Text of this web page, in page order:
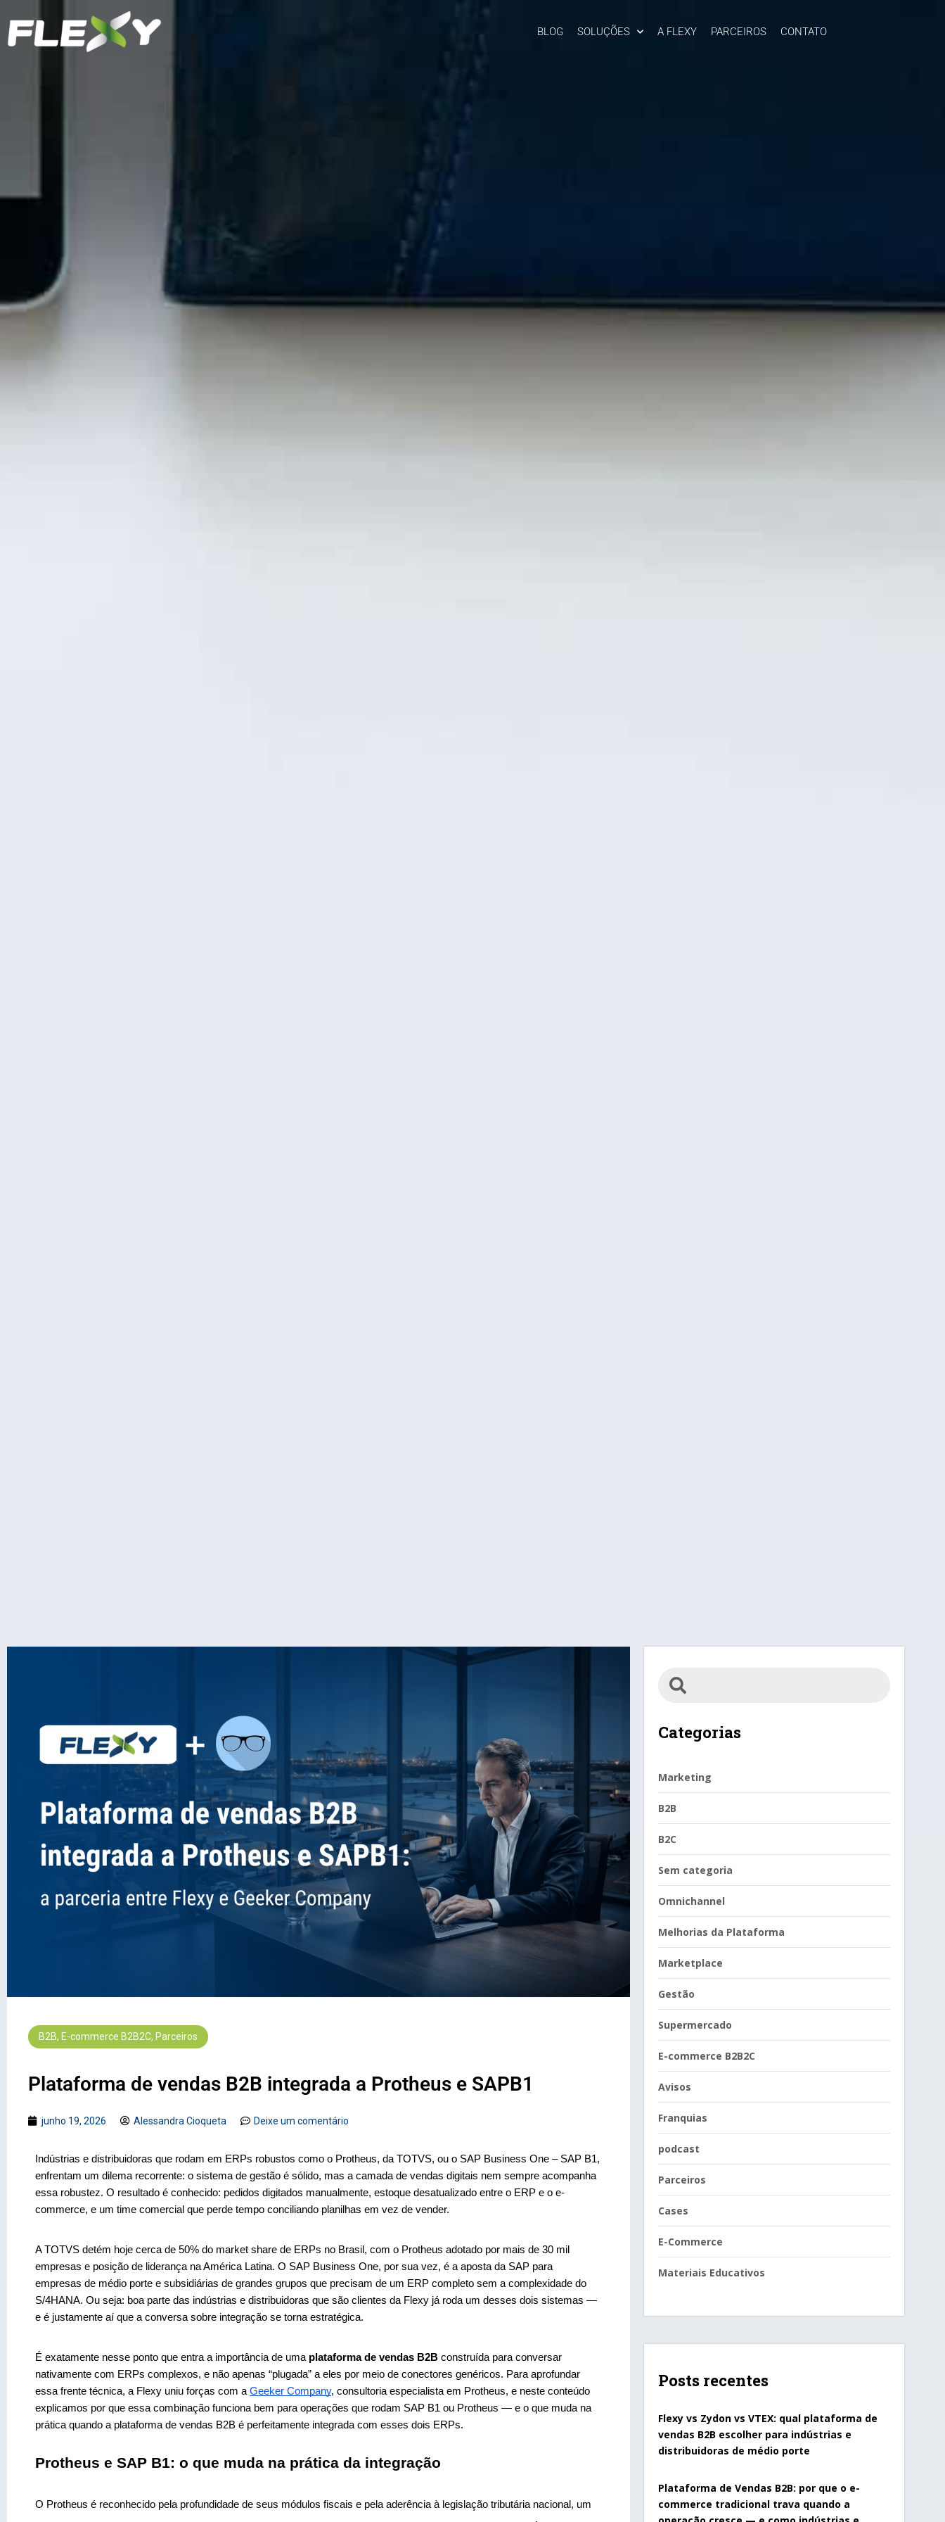
BLOG SOLUÇÕES A FLEXY PARCEIROS CONTATO
B2B, E-commerce B2B2C, Parceiros
Plataforma de vendas B2B integrada a Protheus e SAPB1
junho 19, 2026 Alessandra Cioqueta Deixe um comentário
Indústrias e distribuidoras que rodam em ERPs robustos como o Protheus, da TOTVS, ou o SAP Business One – SAP B1,
enfrentam um dilema recorrente: o sistema de gestão é sólido, mas a camada de vendas digitais nem sempre acompanha
essa robustez. O resultado é conhecido: pedidos digitados manualmente, estoque desatualizado entre o ERP e o e-
commerce, e um time comercial que perde tempo conciliando planilhas em vez de vender.
A TOTVS detém hoje cerca de 50% do market share de ERPs no Brasil, com o Protheus adotado por mais de 30 mil
empresas e posição de liderança na América Latina. O SAP Business One, por sua vez, é a aposta da SAP para
empresas de médio porte e subsidiárias de grandes grupos que precisam de um ERP completo sem a complexidade do
S/4HANA. Ou seja: boa parte das indústrias e distribuidoras que são clientes da Flexy já roda um desses dois sistemas —
e é justamente aí que a conversa sobre integração se torna estratégica.
É exatamente nesse ponto que entra a importância de uma plataforma de vendas B2B construída para conversar
nativamente com ERPs complexos, e não apenas “plugada” a eles por meio de conectores genéricos. Para aprofundar
essa frente técnica, a Flexy uniu forças com a Geeker Company, consultoria especialista em Protheus, e neste conteúdo
explicamos por que essa combinação funciona bem para operações que rodam SAP B1 ou Protheus — e o que muda na
prática quando a plataforma de vendas B2B é perfeitamente integrada com esses dois ERPs.
Protheus e SAP B1: o que muda na prática da integração
O Protheus é reconhecido pela profundidade de seus módulos fiscais e pela aderência à legislação tributária nacional, um
Categorias
Marketing
B2B
B2C
Sem categoria
Omnichannel
Melhorias da Plataforma
Marketplace
Gestão
Supermercado
E-commerce B2B2C
Avisos
Franquias
podcast
Parceiros
Cases
E-Commerce
Materiais Educativos
Posts recentes
Flexy vs Zydon vs VTEX: qual plataforma de
vendas B2B escolher para indústrias e
distribuidoras de médio porte
Plataforma de Vendas B2B: por que o e-
commerce tradicional trava quando a